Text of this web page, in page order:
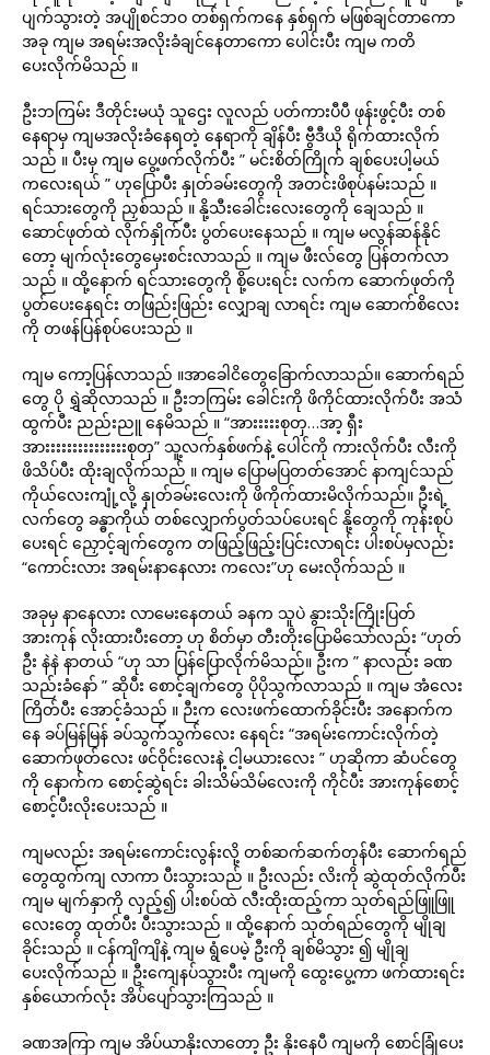
ပျက်သွားတဲ့ အပျိုစင်ဘဝ တစ်ရှက်ကနေ နှစ်ရှက် မဖြစ်ချင်တာကော
အခု ကျမ အရမ်းအလိုးခံချင်နေတာကော ပေါင်းပီး ကျမ ကတိ
ပေးလိုက်မိသည် ။
ဦးဘကြမ်း ဒီတိုင်းမယုံ သူဌေး လူလည် ပတ်ကားပီပီ ဖုန်းဖွင့်ပီး တစ်
နေရာမှ ကျမအလိုးခံ‌နေရတဲ့ နေရာကို ချိန်ပီး ဗွီဒီယို ရိုက်ထားလိုက်
သည် ။ ပီးမှ ကျမ ပွေ့ဖက်လိုက်ပီး ” မင်းစိတ်ကြိုက် ချစ်ပေးပါ့မယ်
ကလေးရယ် ” ဟုပြောပီး နှုတ်ခမ်းတွေကို အတင်းဖိစုပ်နမ်းသည် ။
ရင်သားတွေကို ညှစ်သည် ။ နို့သီးခေါင်းလေးတွေကို ချေသည် ။
ဆောင်ဖုတ်ထဲ လိုက်နှိုက်ပီး ပွတ်ပေးနေသည် ။ ကျမ မလွန်ဆန်နိုင်
တော့ မျက်လုံးတွေမှေးစင်းလာသည် ။ ကျမ ဖီးလ်တွေ ပြန်တက်လာ
သည် ။ ထို့နောက် ရင်သားတွေကို စို့ပေးရင်း လက်က ဆောက်ဖုတ်ကို
ပွတ်ပေးနေရင်း တဖြည်းဖြည်း လျှောချ လာရင်း ကျမ ဆောက်စိလေး
ကို တဖန်ပြန်စုပ်ပေးသည် ။
ကျမ ကော့ပြန်လာသည် ။အာခေါငိတွေခြောက်လာသည်။ ဆောက်ရည်
တွေ ပို ရွှဲဆိုလာသည် ။ ဦးဘကြမ်း ခေါင်းကို ဖိကိုင်ထားလိုက်ပီး အသံ
ထွက်ပီး ညည်းညူ နေမိသည် ။ “အားးးးးစုတှ…အာ့ ရှီး
အားးးးးးးးးးးးးးးစုတှ” သူ့လက်နှစ်ဖက်နဲ့ ပေါင်ကို ကားလိုက်ပီး လီးကို
ဖိသိပ်ပီး ထိုးချလိုက်သည် ။ ကျမ ပြောမပြတတ်အောင် နာကျင်သည်
ကိုယ်လေးကျုံ့လို့ နှုတ်ခမ်းလေးကို ဖိကိုက်ထားမိလိုက်သည်။ ဦးရဲ့
လက်တွေ ခန္ဓာကိုယ် တစ်လျှောက်ပွတ်သပ်ပေးရင် နို့တွေကို ကုန်းစုပ်
ပေးရင် ညှောင့်ချက်တွေက တဖြည့်ဖြည့်းပြင်းလာရင်း ပါးစပ်မှလည်း
“ကောင်းလား အရမ်းနာနေလား ကလေး”ဟု မေးလိုက်သည် ။
အခုမှ နာနေလား လာမေးနေတယ် ခနက သူပဲ နွားသိုးကြိုးပြတ်
အားကုန် လိုးထားပီးတော့ ဟု စိတ်မှာ တီးတိုးပြောမိသော်လည်း “ဟုတ်
ဦး နဲနဲ နာတယ် “ဟု သာ ပြန်ပြောလိုက်မိသည်။ ဦးက ” နာလည်း ခဏ
သည်းခံနော် ” ဆိုပီး စောင့်ချက်တွေ ပိုပိုသွက်လာသည် ။ ကျမ အံလေး
ကြိတ်ပီး အောင့်ခံသည် ။ ဉီးက လေးဖက်ထောက်ခိုင်းပီး အနောက်က
နေ ခပ်မြန်မြန် ခပ်သွက်သွက်လေး နေရင်း “အရမ်းကောင်းလိုက်တဲ့
ဆောက်ဖုတ်လေး ဖင်ဝိုင်းလေးနဲ့ ငါ့မယားလေး ” ဟုဆိုကာ ဆံပင်တွေ
ကို နောက်က စောင့်ဆွဲရင်း ခါးသိမ်သိမ်လေးကို ကိုင်ပီး အားကုန်စောင့်
စောင့်ပီးလိုးပေးသည် ။
ကျမလည်း အရမ်းကောင်းလွန်းလို့ တစ်ဆက်ဆက်တုန်ပီး ဆောက်‌ရည်
တွေထွက်ကျ လာကာ ပီးသွားသည် ။ ဦးလည်း လိးကို ဆွဲထုတ်လိုက်ပီး
ကျမ မျက်နှာကို လှည့်၍ ပါးစပ်ထဲ လီးထိုးထည့်ကာ သုတ်ရည်‌ဖြူဖြူ
လေးတွေ ထုတ်ပီး ပီးသွားသည် ။ ထို့နောက် သုတ်ရည်တွေကို မျိုချ
ခိုင်းသည် ။ ငန်ကျိကျိနဲ့ ကျမ ရွံပေမဲ့ ဦးကို ချစ်မိသွား ၍ မျိုချ
ပေးလိုက်သည် ။ ဦးကျေနပ်သွားပီး ကျမကို ထွေးပွေ့ကာ ဖက်ထားရင်း
နှစ်ယောက်လုံး အိပ်ပျော်သွားကြသည် ။
ခဏအကြာ ကျမ အိပ်ယာနိုးလာတော့ ဦး နိုးနေပီ ကျမကို စောင်ခြုံပေး